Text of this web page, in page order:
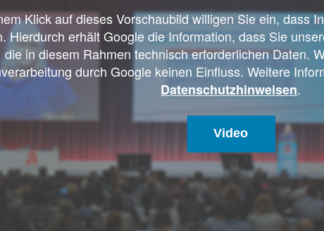
Klick auf dieses Vorschaubild willigen Sie ein, dass
Hierdurch erhält Google die Information, dass Sie
die in diesem Rahmen technisch erforderlichen Daten.
durch Google keinen Einfluss. Weitere
Datenschutzhinweisen.
Video
Meldung zum
Apothekenverzeichnis
und Beitrittserklärung
zum Rahmenvertrag
finden
u.
den
Rahmenvertrag
über
Arzneimittelversorgung
in
der
Apotheke
FAQ
„Cannabisgesetz“
Häufig
gestellte
Fragen
Antworten
zu